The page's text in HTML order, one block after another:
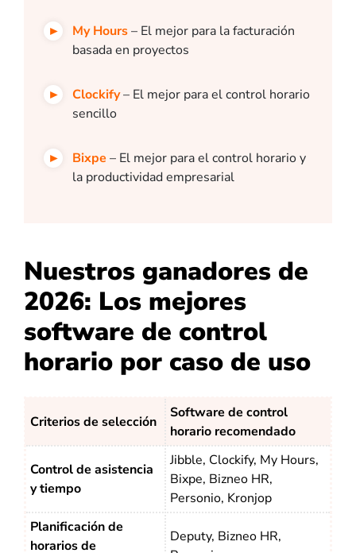
My Hours– El mejor para la facturación
basada en proyectos
Clockify– El mejor para el control horario
sencillo
Bixpe – El mejor para el control horario y
la productividad empresarial
Nuestros ganadores de
2026: Los mejores
software de control
horario por caso de uso
Criterios de selección
Software de control
horario recomendado
Control de asistencia
y tiempo
Jibble, Clockify, My Hours,
Bixpe, Bizneo HR,
Personio, Kronjop
Planificación de
horarios de
Deputy, Bizneo HR,